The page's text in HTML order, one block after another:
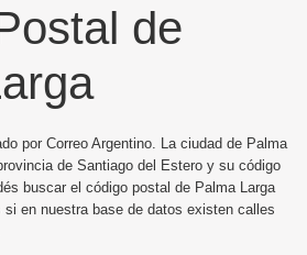
de
por Correo Argentino. La ciudad de Palma
de Santiago del Estero y su código
buscar el código postal de Palma Larga
en nuestra base de datos existen calles